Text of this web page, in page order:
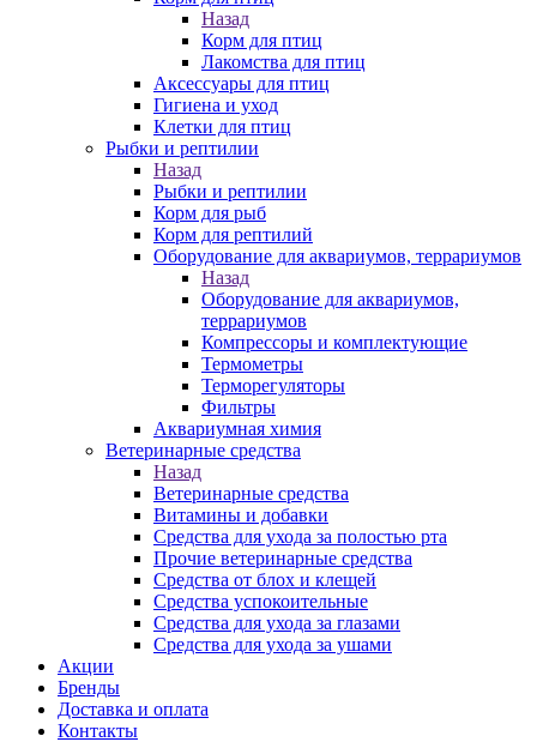
Назад
Корм для птиц
Лакомства для птиц
Аксессуары для птиц
Гигиена и уход
Клетки для птиц
Рыбки и рептилии
Назад
Рыбки и рептилии
Корм для рыб
Корм для рептилий
Оборудование для аквариумов, террариумов
Назад
Оборудование для аквариумов,
террариумов
Компрессоры и комплектующие
Термометры
Терморегуляторы
Фильтры
Аквариумная химия
Ветеринарные средства
Назад
Ветеринарные средства
Витамины и добавки
Средства для ухода за полостью рта
Прочие ветеринарные средства
Средства от блох и клещей
Средства успокоительные
Средства для ухода за глазами
Средства для ухода за ушами
Акции
Бренды
Доставка и оплата
Контакты